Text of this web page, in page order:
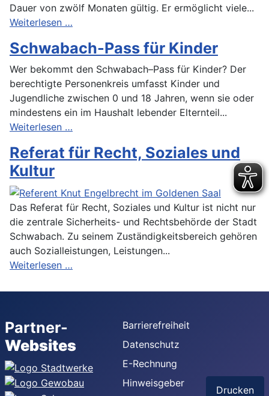
Dauer von zwölf Monaten gültig. Er ermöglicht viele...
Weiterlesen …
Schwabach-Pass für Kinder
Wer bekommt den Schwabach–Pass für Kinder? Der
berechtigte Personenkreis umfasst Kinder und
Jugendliche zwischen 0 und 18 Jahren, wenn sie oder
mindestens ein im Haushalt lebender Elternteil...
Weiterlesen …
Referat für Recht, Soziales und
Kultur
Das Referat für Recht, Soziales und Kultur ist nicht nur
die zentrale Sicherheits- und Rechtsbehörde der Stadt
Schwabach. Zu seinem Zuständigkeitsbereich gehören
auch Sozialleistungen, Leistungen...
Weiterlesen …
Partner-
Websites
Barrierefreiheit
Datenschutz
E-Rechnung
Hinweisgeber
Drucken